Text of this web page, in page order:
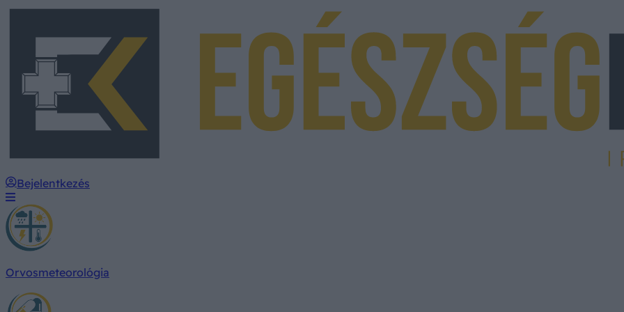
Bejelentkezés
Orvosmeteorológia